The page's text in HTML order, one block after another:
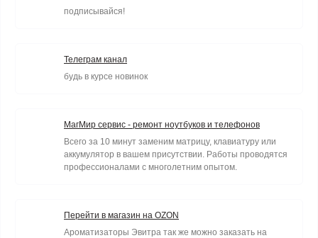
подписывайся!
Телеграм канал
будь в курсе новинок
МагМир сервис - ремонт ноутбуков и телефонов
Всего за 10 минут заменим матрицу, клавиатуру или
аккумулятор в вашем присутствии. Работы проводятся
профессионалами с многолетним опытом.
Перейти в магазин на OZON
Ароматизаторы Эвитра так же можно заказать на